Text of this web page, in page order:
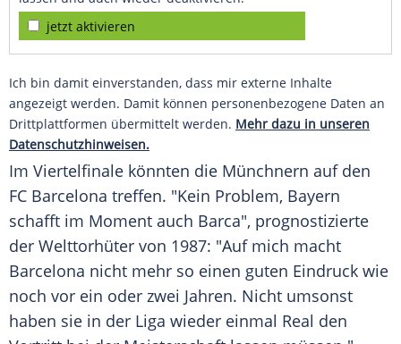
jetzt aktivieren
Ich bin damit einverstanden, dass mir externe Inhalte
angezeigt werden. Damit können personenbezogene Daten an
Drittplattformen übermittelt werden. Mehr dazu in unseren
Datenschutzhinweisen.
Im Viertelfinale könnten die Münchnern auf den
FC Barcelona treffen. "Kein Problem, Bayern
schafft im Moment auch Barca", prognostizierte
der Welttorhüter von 1987: "Auf mich macht
Barcelona nicht mehr so einen guten Eindruck wie
noch vor ein oder zwei Jahren. Nicht umsonst
haben sie in der Liga wieder einmal Real den